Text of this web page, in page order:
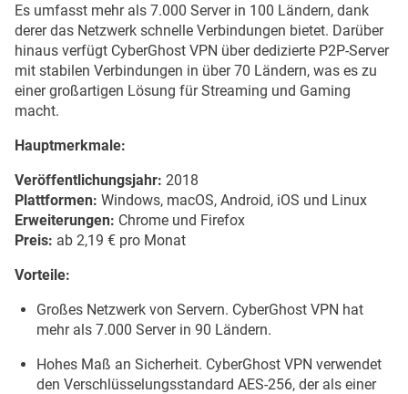
Es umfasst mehr als 7.000 Server in 100 Ländern, dank
derer das Netzwerk schnelle Verbindungen bietet. Darüber
hinaus verfügt CyberGhost VPN über dedizierte P2P-Server
mit stabilen Verbindungen in über 70 Ländern, was es zu
einer großartigen Lösung für Streaming und Gaming
macht.
Hauptmerkmale:
Veröffentlichungsjahr: 2018
Plattformen: Windows, macOS, Android, iOS und Linux
Erweiterungen: Chrome und Firefox
Preis: ab 2,19 € pro Monat
Vorteile:
Großes Netzwerk von Servern. CyberGhost VPN hat
mehr als 7.000 Server in 90 Ländern.
Hohes Maß an Sicherheit. CyberGhost VPN verwendet
den Verschlüsselungsstandard AES-256, der als einer